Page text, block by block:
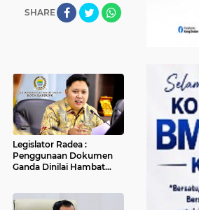
SHARE
Legislator Radea :
Penggunaan Dokumen
Ganda Dinilai Hambat
Sampah di Kota Bandung